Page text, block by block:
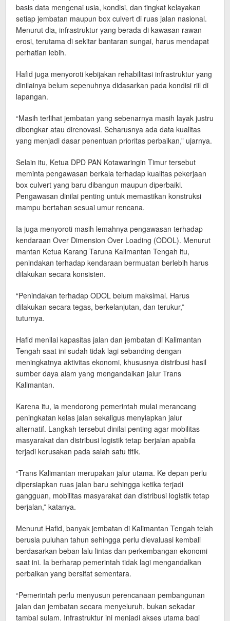
basis data mengenai usia, kondisi, dan tingkat kelayakan
setiap jembatan maupun box culvert di ruas jalan nasional.
Menurut dia, infrastruktur yang berada di kawasan rawan
erosi, terutama di sekitar bantaran sungai, harus mendapat
perhatian lebih.
Hafid juga menyoroti kebijakan rehabilitasi infrastruktur yang
dinilainya belum sepenuhnya didasarkan pada kondisi riil di
lapangan.
“Masih terlihat jembatan yang sebenarnya masih layak justru
dibongkar atau direnovasi. Seharusnya ada data kualitas
yang menjadi dasar penentuan prioritas perbaikan,” ujarnya.
Selain itu, Ketua DPD PAN Kotawaringin Timur tersebut
meminta pengawasan berkala terhadap kualitas pekerjaan
box culvert yang baru dibangun maupun diperbaiki.
Pengawasan dinilai penting untuk memastikan konstruksi
mampu bertahan sesuai umur rencana.
Ia juga menyoroti masih lemahnya pengawasan terhadap
kendaraan Over Dimension Over Loading (ODOL). Menurut
mantan Ketua Karang Taruna Kalimantan Tengah itu,
penindakan terhadap kendaraan bermuatan berlebih harus
dilakukan secara konsisten.
“Penindakan terhadap ODOL belum maksimal. Harus
dilakukan secara tegas, berkelanjutan, dan terukur,”
tuturnya.
Hafid menilai kapasitas jalan dan jembatan di Kalimantan
Tengah saat ini sudah tidak lagi sebanding dengan
meningkatnya aktivitas ekonomi, khususnya distribusi hasil
sumber daya alam yang mengandalkan jalur Trans
Kalimantan.
Karena itu, ia mendorong pemerintah mulai merancang
peningkatan kelas jalan sekaligus menyiapkan jalur
alternatif. Langkah tersebut dinilai penting agar mobilitas
masyarakat dan distribusi logistik tetap berjalan apabila
terjadi kerusakan pada salah satu titik.
“Trans Kalimantan merupakan jalur utama. Ke depan perlu
dipersiapkan ruas jalan baru sehingga ketika terjadi
gangguan, mobilitas masyarakat dan distribusi logistik tetap
berjalan,” katanya.
Menurut Hafid, banyak jembatan di Kalimantan Tengah telah
berusia puluhan tahun sehingga perlu dievaluasi kembali
berdasarkan beban lalu lintas dan perkembangan ekonomi
saat ini. Ia berharap pemerintah tidak lagi mengandalkan
perbaikan yang bersifat sementara.
“Pemerintah perlu menyusun perencanaan pembangunan
jalan dan jembatan secara menyeluruh, bukan sekadar
tambal sulam. Infrastruktur ini menjadi akses utama bagi